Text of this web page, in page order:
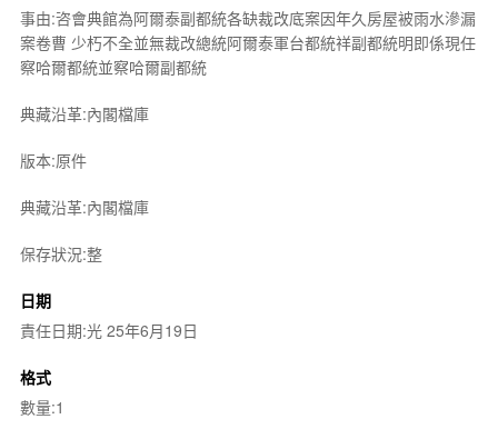
事由:咨會典館為阿爾泰副都統各缺裁改底案因年久房屋被雨水滲漏
案卷曹 少朽不全並無裁改總統阿爾泰軍台都統祥副都統明即係現任
察哈爾都統並察哈爾副都統
典藏沿革:內閣檔庫
版本:原件
典藏沿革:內閣檔庫
保存狀況:整
日期
責任日期:光 25年6月19日
格式
數量:1